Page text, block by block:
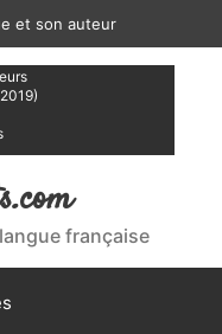
et son auteur
française